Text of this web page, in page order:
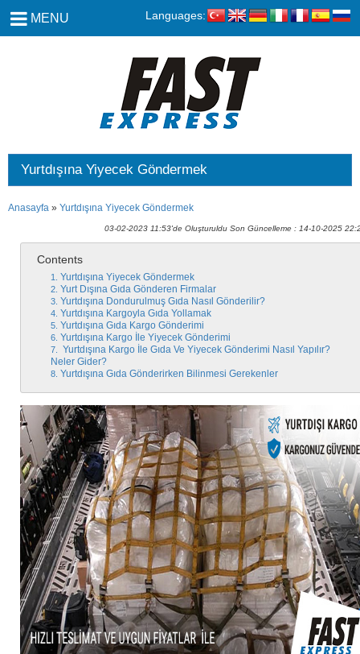
MENU Languages:
Yurtdışına Yiyecek Göndermek
Anasayfa » Yurtdışına Yiyecek Göndermek
03-02-2023 11:53'de Oluşturuldu Son Güncelleme : 14-10-2025
Contents
Yurtdışına Yiyecek Göndermek
Yurt Dışına Gıda Gönderen Firmalar
Yurtdışına Dondurulmuş Gıda Nasıl Gönderilir?
Yurtdışına Kargoyla Gıda Yollamak
Yurtdışına Gıda Kargo Gönderimi
Yurtdışına Kargo İle Yiyecek Gönderimi
Yurtdışına Kargo İle Gıda Ve Yiyecek Gönderimi Nasıl Yapılır?
Neler Gider?
Yurtdışına Gıda Gönderirken Bilinmesi Gerekenler